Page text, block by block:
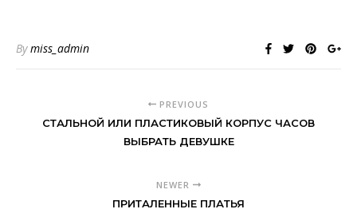
Bymiss_admin
PREVIOUS
СТАЛЬНОЙ ИЛИ ПЛАСТИКОВЫЙ КОРПУС ЧАСОВ
ВЫБРАТЬ ДЕВУШКЕ
NEWER
ПРИТАЛЕННЫЕ ПЛАТЬЯ